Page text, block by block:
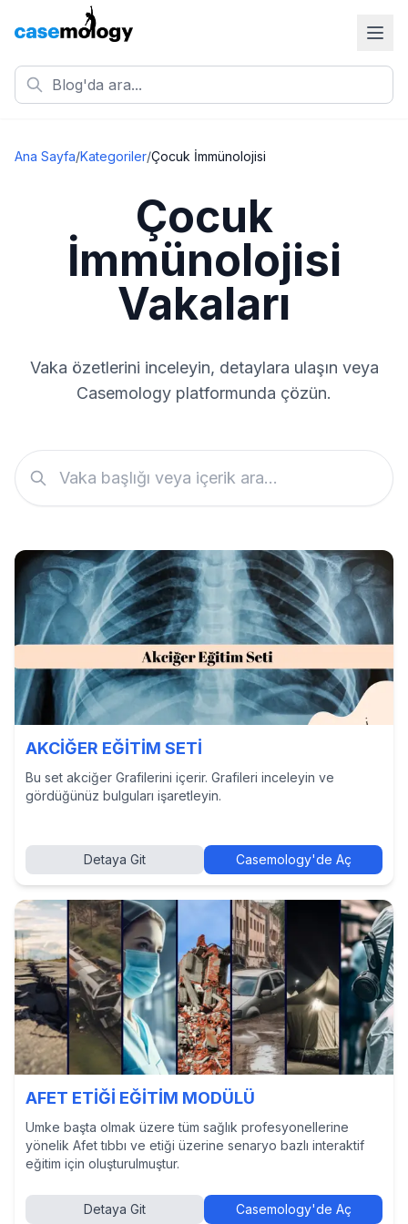
Ana Sayfa/Kategoriler/Çocuk İmmünolojisi
Çocuk
İmmünolojisi
Vakaları
Vaka özetlerini inceleyin, detaylara ulaşın veya
Casemology platformunda çözün.
AKCİĞER EĞİTİM SETİ
Bu set akciğer Grafilerini içerir. Grafileri inceleyin ve
gördüğünüz bulguları işaretleyin.
Detaya Git Casemology'de Aç
AFET ETİĞİ EĞİTİM MODÜLÜ
Umke başta olmak üzere tüm sağlık profesyonellerine
yönelik Afet tıbbı ve etiği üzerine senaryo bazlı interaktif
eğitim için oluşturulmuştur.
Detaya Git Casemology'de Aç